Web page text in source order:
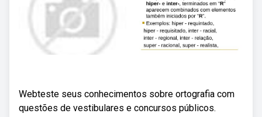
Webteste seus conhecimentos sobre ortografia com
questões de vestibulares e concursos públicos.